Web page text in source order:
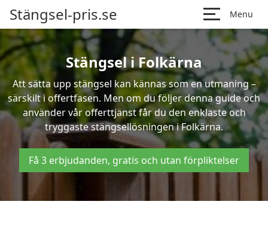
Stängsel-pris.se Menu
Stängsel i Folkärna
Att sätta upp stängsel kan kännas som en utmaning –
särskilt i offertfasen. Men om du följer denna guide och
använder vår offerttjänst får du den enklaste och
tryggaste stängsellösningen i Folkärna.
Få 3 erbjudanden, gratis och utan förpliktelser